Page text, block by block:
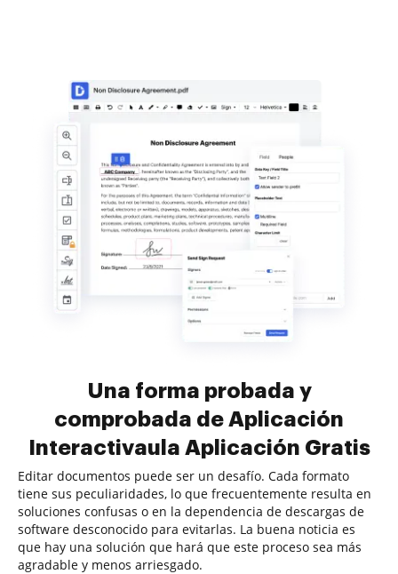
Una forma probada y
comprobada de Aplicación
Interactivaula Aplicación Gratis
Editar documentos puede ser un desafío. Cada formato
tiene sus peculiaridades, lo que frecuentemente resulta en
soluciones confusas o en la dependencia de descargas de
software desconocido para evitarlas. La buena noticia es
que hay una solución que hará que este proceso sea más
agradable y menos arriesgado.